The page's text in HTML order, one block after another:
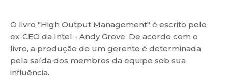
O livro "High Output Management" é escrito pelo
ex-CEO da Intel - Andy Grove. De acordo com o
livro, a produção de um gerente é determinada
pela saída dos membros da equipe sob sua
influência.